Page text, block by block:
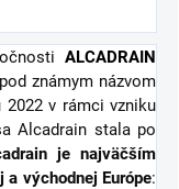
ALCADRAIN
známym názvom
v rámci vzniku
Alcadrain stala po
je najväčším
východnej Európe: